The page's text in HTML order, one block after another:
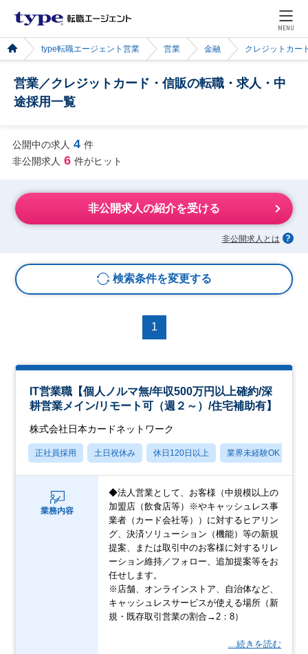
MENU
type転職エージェント営業 営業 金融 クレジットカー
営業／クレジットカード・信販の転職・求人・中
途採用一覧
公開中の求人 4 件
非公開求人 6 件がヒット
非公開求人の紹介を受ける
非公開求人とは
検索条件を変更する
1
IT営業職【個人ノルマ無/年収500万円以上確約/深
耕営業メイン/リモート可（週２～）/住宅補助有】
株式会社日本カードネットワーク
正社員採用 土日祝休み 休日120日以上 業界未経験OK
業務内容
◆法人営業として、お客様（中規模以上の
加盟店（飲食店等）※やキャッシュレス事
業者（カード会社等））に対するヒアリン
グ、決済ソリューション（機能）等の新規
提案、または取引中のお客様に対するリレ
ーション維持／フォロー、追加提案等をお
任せします。
※店舗、オンラインストア、自治体など、
キャッシュレスサービスが使える場所（新
規・既存取引営業の割合→2：8）
…続きを読む